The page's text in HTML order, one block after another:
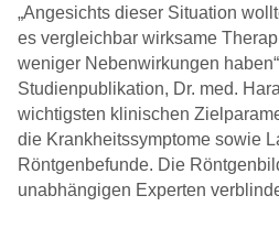
„Angesichts dieser Situation
es vergleichbar wirksame
weniger Nebenwirkungen
Studienpublikation, Dr. med.
wichtigsten klinischen
die Krankheitssymptome sowie
Röntgenbefunde. Die
unabhängigen Experten